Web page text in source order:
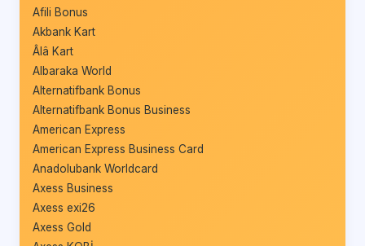
Afili Bonus
Akbank Kart
Âlâ Kart
Albaraka World
Alternatifbank Bonus
Alternatifbank Bonus Business
American Express
American Express Business Card
Anadolubank Worldcard
Axess Business
Axess exi26
Axess Gold